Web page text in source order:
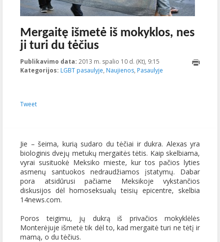
Mergaitę išmetė iš mokyklos, nes
ji turi du tėčius
Publikavimo data: 2013 m. spalio 10 d. (Kt), 9:15
10T09:15:21+00:00
Kategorijos: LGBT pasaulyje, Naujienos, Pasaulyje
Tweet
Jie – šeima, kurią sudaro du tėčiai ir dukra. Alexas yra
biologinis dvejų metukų mergaitės tėtis. Kaip skelbiama,
vyrai susituokė Meksiko mieste, kur tos pačios lyties
asmenų santuokos nedraudžiamos įstatymų. Dabar
pora atsidūrusi pačiame Meksikoje vykstančios
diskusijos dėl homoseksualų teisių epicentre, skelbia
14news.com.
Poros teigimu, jų dukrą iš privačios mokyklėlės
Monterėjuje išmetė tik dėl to, kad mergaitė turi ne tėtį ir
mamą, o du tėčius.